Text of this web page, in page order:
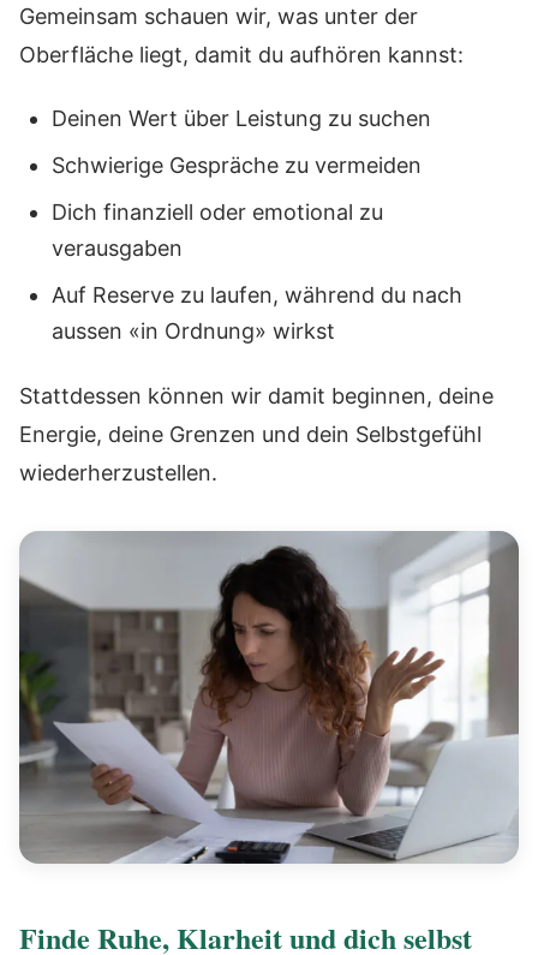
Gemeinsam schauen wir, was unter der
Oberfläche liegt, damit du aufhören kannst:
Deinen Wert über Leistung zu suchen
Schwierige Gespräche zu vermeiden
Dich finanziell oder emotional zu
verausgaben
Auf Reserve zu laufen, während du nach
aussen «in Ordnung» wirkst
Stattdessen können wir damit beginnen, deine
Energie, deine Grenzen und dein Selbstgefühl
wiederherzustellen.
Finde Ruhe, Klarheit und dich selbst